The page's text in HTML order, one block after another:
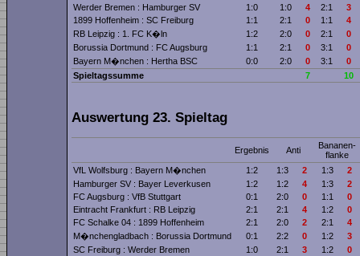
Werder Bremen : Hamburger SV
1:0 1:0 4 2:1
3
1899 Hoffenheim : SC Freiburg
1:1 2:1 0 1:1
4
RB Leipzig : 1. FC K�ln
1:2 2:0 0 2:1
0
Borussia Dortmund : FC Augsburg
1:1 2:1 0 3:1
0
Bayern M�nchen : Hertha BSC
0:0 2:0 0 3:1
0
Spieltagssumme
7 10
Auswertung 23. Spieltag
Ergebnis Anti
Bananen­
flanke
VfL Wolfsburg : Bayern M�nchen
1:2 1:3 2 1:3
2
Hamburger SV : Bayer Leverkusen
1:2 1:2 4 1:3
2
FC Augsburg : VfB Stuttgart
0:1 2:0 0 1:1
0
Eintracht Frankfurt : RB Leipzig
2:1 2:1 4 1:2
0
FC Schalke 04 : 1899 Hoffenheim
2:1 2:0 2 2:1
4
M�nchengladbach : Borussia Dortmund
0:1 2:2 0 1:2
3
SC Freiburg : Werder Bremen
1:0 2:1 3 1:2
0